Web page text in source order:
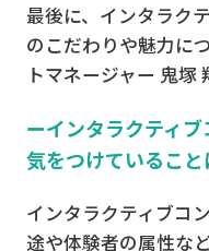
最後に、インタラク
のこだわりや魅力に
トマネージャー 鬼塚
ーインタラクティ
気をつけていること
インタラクティブコ
途や体験者の属性な